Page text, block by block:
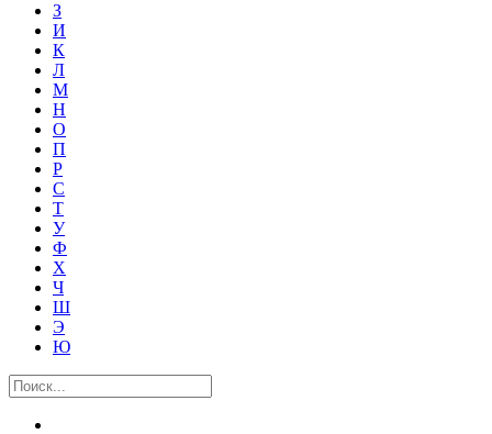
З
И
К
Л
М
Н
О
П
Р
С
Т
У
Ф
Х
Ч
Ш
Э
Ю